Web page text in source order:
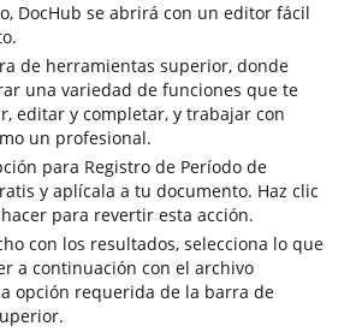
DocHub se abrirá con un editor fácil
de herramientas superior, donde
una variedad de funciones que te
editar y completar, y trabajar con
un profesional.
para Registro de Período de
y aplícala a tu documento. Haz clic
para revertir esta acción.
con los resultados, selecciona lo que
a continuación con el archivo
opción requerida de la barra de